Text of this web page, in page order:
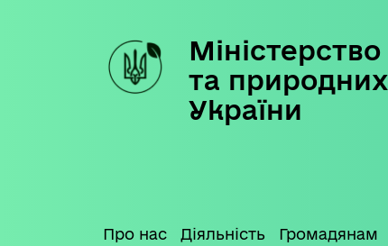
та
України
Про нас Діяльність Громадянам